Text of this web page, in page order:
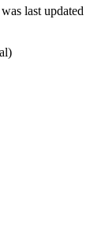
last updated